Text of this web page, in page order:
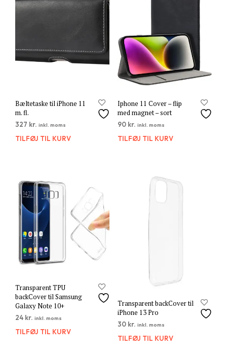
Bæltetaske til iPhone 11
m. fl.
327 kr. inkl. moms
TILFØJ TIL KURV
Iphone 11 Cover – flip
med magnet – sort
90 kr. inkl. moms
TILFØJ TIL KURV
Transparent TPU
backCover til Samsung
Galaxy Note 10+
24 kr. inkl. moms
TILFØJ TIL KURV
Transparent backCover til
iPhone 13 Pro
30 kr. inkl. moms
TILFØJ TIL KURV